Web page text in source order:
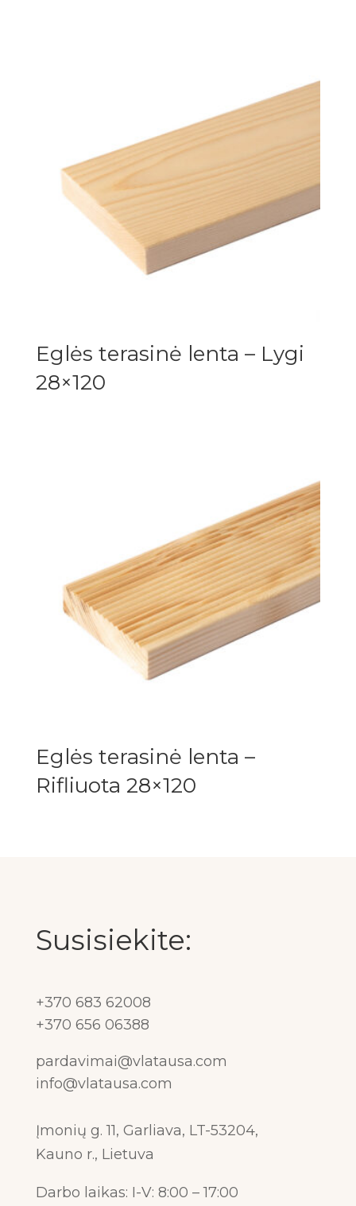
Eglės terasinė lenta – Lygi
28×120
Eglės terasinė lenta –
Rifliuota 28×120
Susisiekite:
+370 683 62008
+370 656 06388
pardavimai@vlatausa.com
info@vlatausa.com
Įmonių g. 11, Garliava, LT-53204,
Kauno r., Lietuva
Darbo laikas: I-V: 8:00 – 17:00